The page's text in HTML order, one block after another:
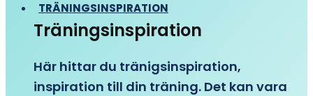
TRÄNINGSINSPIRATION
Träningsinspiration
Här hittar du tränigsinspiration,
inspiration till din träning. Det kan vara